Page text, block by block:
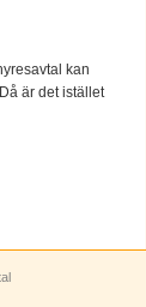
kan
är det istället